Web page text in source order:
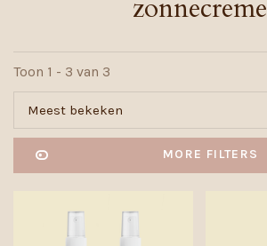
zonnecreme
Toon 1 - 3 van 3
Meest bekeken
MORE FILTERS